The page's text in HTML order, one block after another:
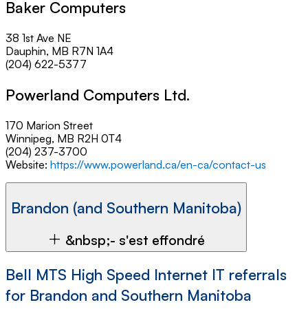
Baker Computers
38 1st Ave NE
Dauphin, MB R7N 1A4
(204) 622-5377
Powerland Computers Ltd.
170 Marion Street
Winnipeg, MB R2H 0T4
(204) 237-3700
Website: https://www.powerland.ca/en-ca/contact-us
Brandon (and Southern Manitoba)
&nbsp;- s'est effondré
Bell MTS High Speed Internet IT referrals
for Brandon and Southern Manitoba